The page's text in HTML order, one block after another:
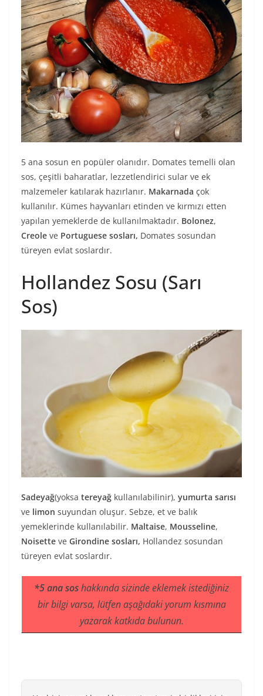
5 ana sosun en popüler olanıdır. Domates temelli olan
sos, çeşitli baharatlar, lezzetlendirici sular ve ek
malzemeler katılarak hazırlanır. Makarnada çok
kullanılır. Kümes hayvanları etinden ve kırmızı etten
yapılan yemeklerde de kullanılmaktadır. Bolonez,
Creole ve Portuguese sosları, Domates sosundan
türeyen evlat soslardır.
Hollandez Sosu (Sarı
Sos)
Sadeyağ(yoksa tereyağ kullanılabilinir), yumurta sarısı
ve limon suyundan oluşur. Sebze, et ve balık
yemeklerinde kullanılabilir. Maltaise, Mousseline,
Noisette ve Girondine sosları, Hollandez sosundan
türeyen evlat soslardır.
*5 ana soshakkında sizinde eklemek istediğiniz
bir bilgi varsa, lütfen aşağıdaki yorum kısmına
yazarak katkıda bulunun.